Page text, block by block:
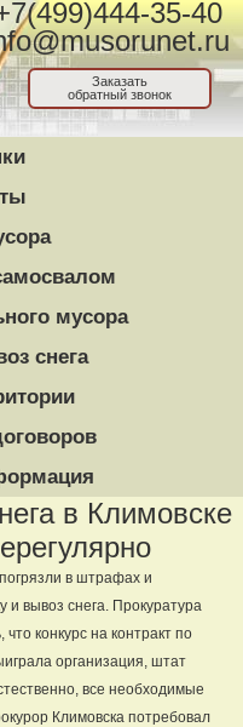
35-40
Заказать
обратный звонок
мусора
снега
в Климовске
в штрафах и
и вывоз снега. Прокуратура
конкурс на контракт по
организация, штат
все необходимые
Климовска потребовал